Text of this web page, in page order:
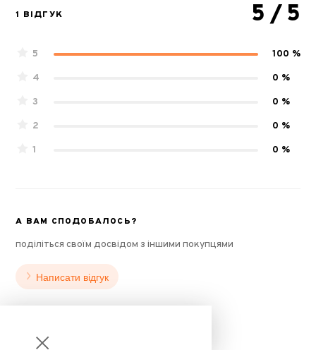
1 ВІДГУК 5 / 5
5
100 %
4
0 %
3
0 %
2
0 %
1
0 %
А ВАМ СПОДОБАЛОСЬ?
поділіться своїм досвідом з іншими покупцями
Написати відгук